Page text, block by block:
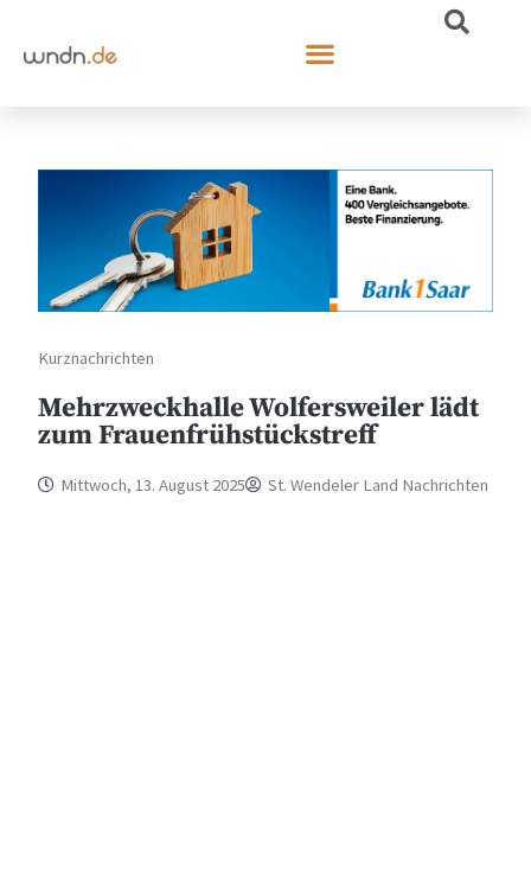
Kurznachrichten
Mehrzweckhalle Wolfersweiler lädt
zum Frauenfrühstückstreff
Mittwoch, 13. August 2025 St. Wendeler Land Nachrichten